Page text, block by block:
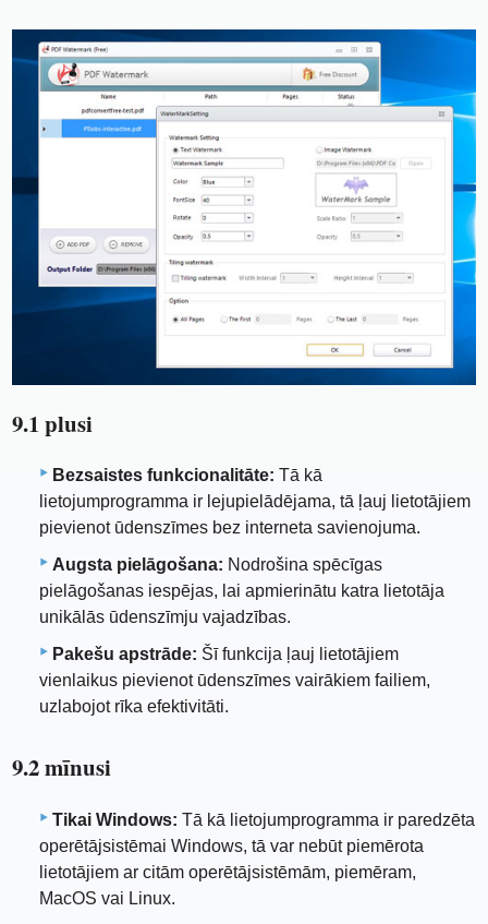
9.1 plusi
Bezsaistes funkcionalitāte: Tā kā
lietojumprogramma ir lejupielādējama, tā ļauj lietotājiem
pievienot ūdenszīmes bez interneta savienojuma.
Augsta pielāgošana: Nodrošina spēcīgas
pielāgošanas iespējas, lai apmierinātu katra lietotāja
unikālās ūdenszīmju vajadzības.
Pakešu apstrāde: Šī funkcija ļauj lietotājiem
vienlaikus pievienot ūdenszīmes vairākiem failiem,
uzlabojot rīka efektivitāti.
9.2 mīnusi
Tikai Windows: Tā kā lietojumprogramma ir paredzēta
operētājsistēmai Windows, tā var nebūt piemērota
lietotājiem ar citām operētājsistēmām, piemēram,
MacOS vai Linux.